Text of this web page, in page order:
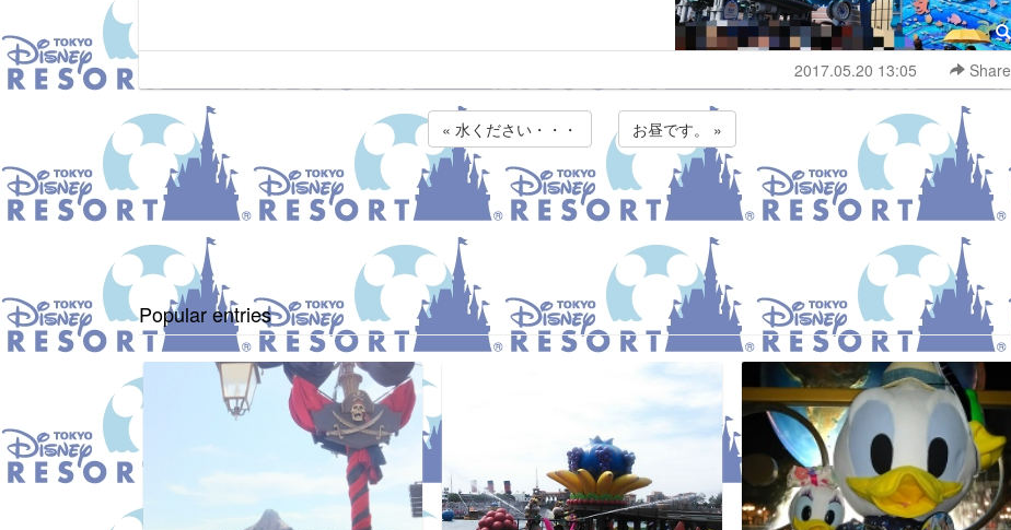
2017.05.20 13:05 Share
« 水ください・・・ お昼です。 »
Popular entries